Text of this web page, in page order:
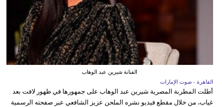
الفنانة شيرين عبد الوهاب
القاهرة - صوت الإمارات
أطلت المطربة المصرية شيرين عبد الوهاب على جمهورها في ظهور لافت بعد
غياب، من خلال مقطع فيديو نشره الملحن عزيز الشافعي عبر صفحته الرسمية